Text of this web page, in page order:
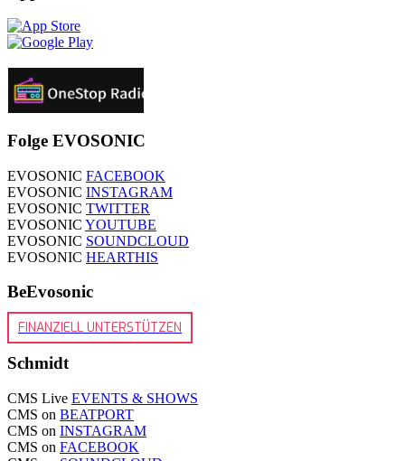
Folge EVOSONIC
EVOSONIC FACEBOOK
EVOSONIC INSTAGRAM
EVOSONIC TWITTER
EVOSONIC YOUTUBE
EVOSONIC SOUNDCLOUD
EVOSONIC HEARTHIS
BeEvosonic
FINANZIELL UNTERSTÜTZEN
Schmidt
CMS Live EVENTS & SHOWS
CMS on BEATPORT
CMS on INSTAGRAM
CMS on FACEBOOK